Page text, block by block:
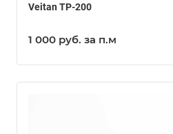
Veitan ТР-200
1 000 руб. за п.м